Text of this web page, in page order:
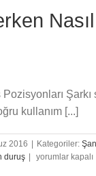
için
Nasıl
Şarkı
kullanım [...]
2016 | Kategoriler: Şan
duruş |
Şarkı
yorumlar kapalı